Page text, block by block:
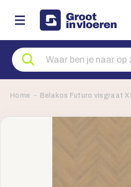
Zoeken
naar
producten
Home Belakos Futuro visgraat